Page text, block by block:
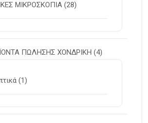
ΜΙΚΡΟΣΚΟΠΙΑ (28)
ΠΩΛΗΣΗΣ ΧΟΝΔΡΙΚΗ (4)
(1)